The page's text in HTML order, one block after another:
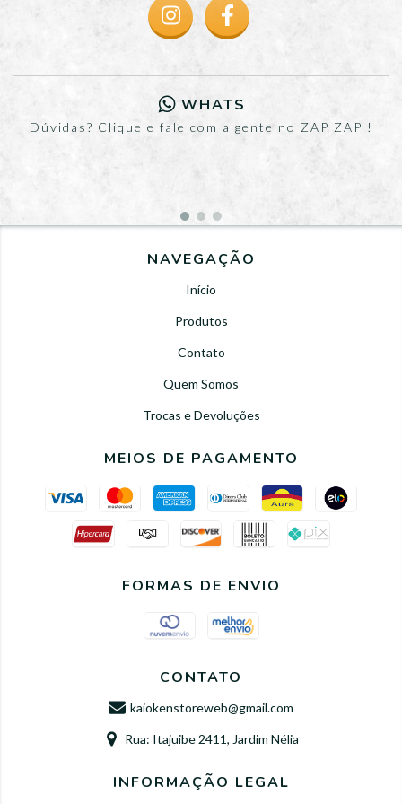
WHATS
Dúvidas? Clique e fale com a gente no ZAP ZAP !
NAVEGAÇÃO
Início
Produtos
Contato
Quem Somos
Trocas e Devoluções
MEIOS DE PAGAMENTO
FORMAS DE ENVIO
CONTATO
kaiokenstoreweb@gmail.com
Rua: Itajuibe 2411, Jardim Nélia
INFORMAÇÃO LEGAL